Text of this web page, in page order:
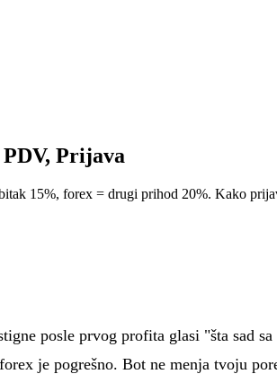
Prijava
15%, forex = drugi prihod 20%. Kako
posle prvog profita glasi "šta sad
je pogrešno. Bot ne menja tvoju